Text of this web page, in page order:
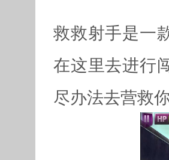
救救射手是一
在这里去进行
尽办法去营救